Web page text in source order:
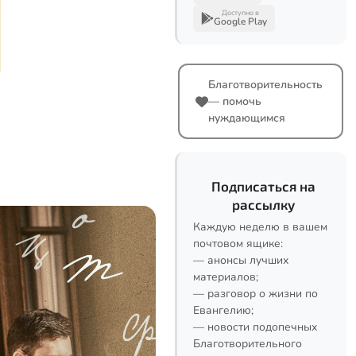
Доступно в
Google Play
Благотворительность
— помочь
нуждающимся
Подписаться на
рассылку
Каждую неделю в вашем
почтовом ящике:
— анонсы лучших
материалов;
— разговор о жизни по
Евангелию;
— новости подопечных
Благотворительного